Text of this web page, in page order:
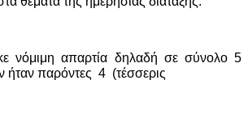
νόμιμη απαρτία δηλαδή σε σύνολο 5
ήταν παρόντες 4 (τέσσερις